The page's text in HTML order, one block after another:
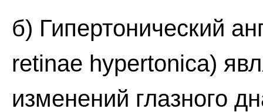
б) Гипертонический
retinae hypertonica)
изменений глазного